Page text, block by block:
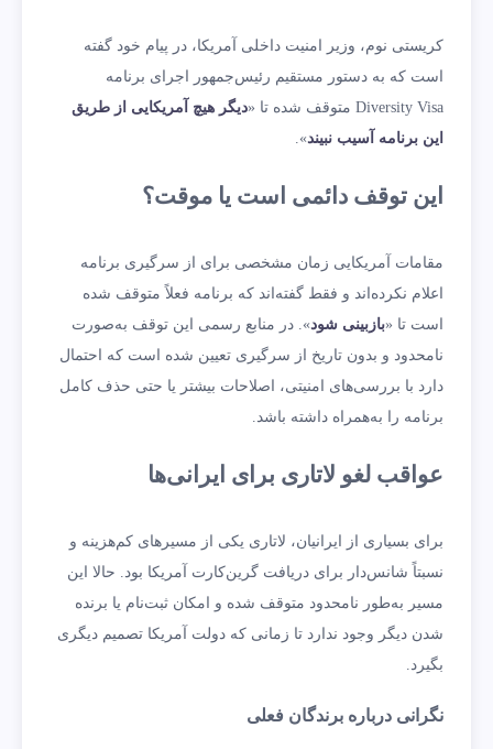
کریستی نوم، وزیر امنیت داخلی آمریکا، در پیام خود گفته
است که به دستور مستقیم رئیس‌جمهور اجرای برنامه
Diversity Visa متوقف شده تا «
دیگر هیچ آمریکایی از طریق
این برنامه آسیب نبیند».
این توقف دائمی است یا موقت؟
مقامات آمریکایی زمان مشخصی برای از سرگیری برنامه
اعلام نکرده‌اند و فقط گفته‌اند که برنامه فعلاً متوقف شده
است تا «بازبینی شود». در منابع رسمی این توقف به‌صورت
نامحدود و بدون تاریخ از سرگیری تعیین شده است که احتمال
دارد با بررسی‌های امنیتی، اصلاحات بیشتر یا حتی حذف کامل
برنامه را به‌همراه داشته باشد.
عواقب لغو لاتاری برای ایرانی‌ها
برای بسیاری از ایرانیان، لاتاری یکی از مسیرهای کم‌هزینه و
نسبتاً شانس‌دار برای دریافت گرین‌کارت آمریکا بود. حالا این
مسیر به‌طور نامحدود متوقف شده و امکان ثبت‌نام یا برنده
شدن دیگر وجود ندارد تا زمانی که دولت آمریکا تصمیم دیگری
بگیرد.
نگرانی درباره برندگان فعلی